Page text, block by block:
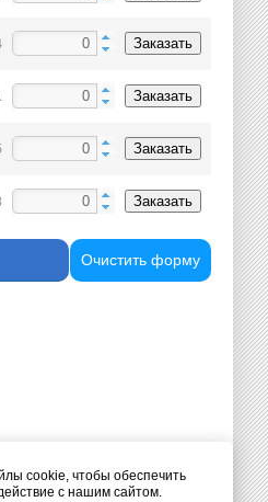
Заказать
Заказать
Заказать
Заказать
Очистить форму
cookie, чтобы обеспечить
с нашим сайтом.